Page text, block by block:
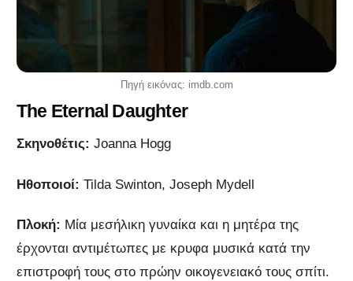
Πηγή εικόνας: imdb.com
The Eternal Daughter
Σκηνοθέτις: Joanna Hogg
Ηθοποιοί: Tilda Swinton, Joseph Mydell
Πλοκή: Μία μεσήλικη γυναίκα και η μητέρα της
έρχονται αντιμέτωπες με κρυφα μυσικά κατά την
επιστροφή τους στο πρώην οικογενειακό τους σπίτι.